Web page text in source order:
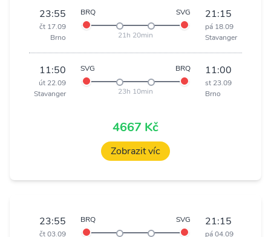
23:55
čt 17.09
Brno
BRQ SVG
21h 20min
21:15
pá 18.09
Stavanger
11:50
út 22.09
Stavanger
SVG BRQ
23h 10min
11:00
st 23.09
Brno
4667 Kč
Zobrazit víc
23:55
čt 03.09
BRQ SVG 21:15
pá 04.09